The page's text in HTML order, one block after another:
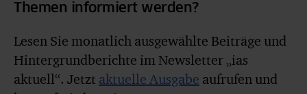
Themen informiert werden?
Lesen Sie monatlich ausgewählte Beiträge und
Hintergrundberichte im Newsletter „ias
aktuell“. Jetzt aktuelle Ausgabe aufrufen und